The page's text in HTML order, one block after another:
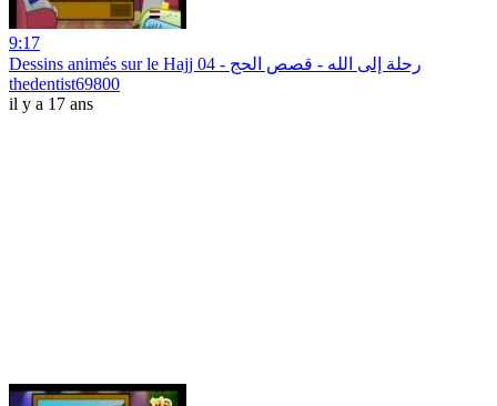
9:17
Dessins animés sur le Hajj 04 - رحلة إلى الله - قصص الحج
thedentist69800
il y a 17 ans